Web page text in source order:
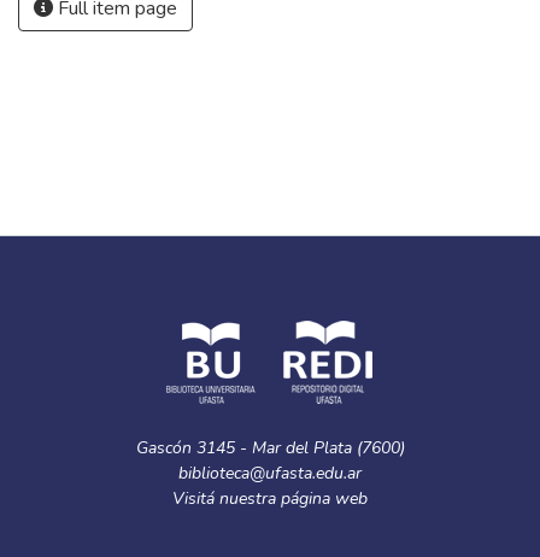
Full item page
Gascón 3145 - Mar del Plata (7600)
biblioteca@ufasta.edu.ar
Visitá nuestra página web